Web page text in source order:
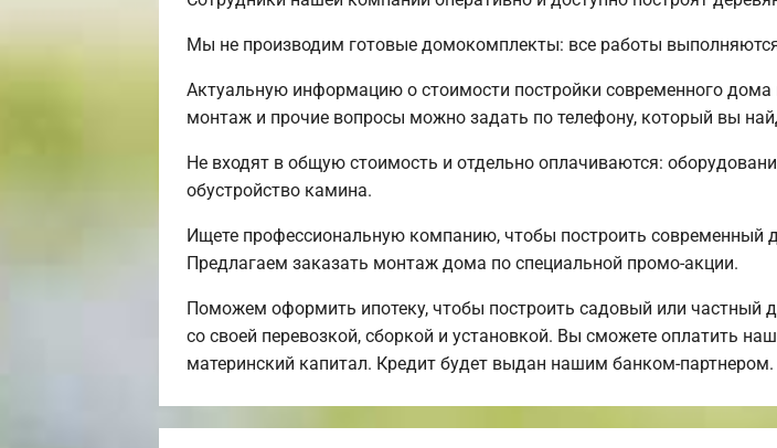
Мы не производим готовые домокомплекты: все работы
Актуальную информацию о стоимости постройки современного
монтаж и прочие вопросы можно задать по телефону, который вы
Не входят в общую стоимость и отдельно оплачиваются:
обустройство камина.
Ищете профессиональную компанию, чтобы построить современный
Предлагаем заказать монтаж дома по специальной промо-акции.
Поможем оформить ипотеку, чтобы построить садовый или
со своей перевозкой, сборкой и установкой. Вы сможете оплатить
материнский капитал. Кредит будет выдан нашим банком-партнером.